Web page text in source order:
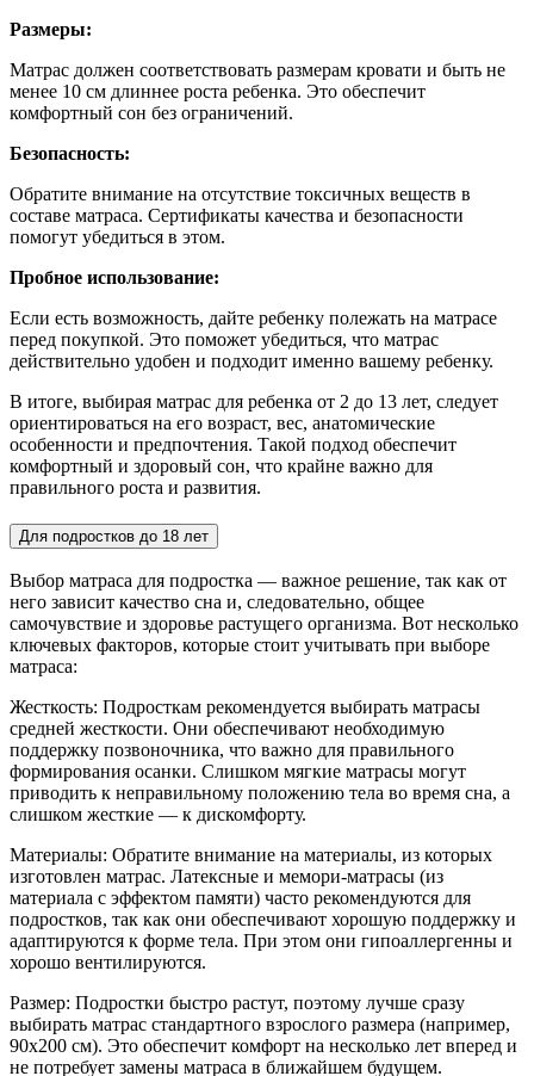
Размеры:
Матрас должен соответствовать размерам кровати и быть не
менее 10 см длиннее роста ребенка. Это обеспечит
комфортный сон без ограничений.
Безопасность:
Обратите внимание на отсутствие токсичных веществ в
составе матраса. Сертификаты качества и безопасности
помогут убедиться в этом.
Пробное использование:
Если есть возможность, дайте ребенку полежать на матрасе
перед покупкой. Это поможет убедиться, что матрас
действительно удобен и подходит именно вашему ребенку.
В итоге, выбирая матрас для ребенка от 2 до 13 лет, следует
ориентироваться на его возраст, вес, анатомические
особенности и предпочтения. Такой подход обеспечит
комфортный и здоровый сон, что крайне важно для
правильного роста и развития.
Для подростков до 18 лет
Выбор матраса для подростка — важное решение, так как от
него зависит качество сна и, следовательно, общее
самочувствие и здоровье растущего организма. Вот несколько
ключевых факторов, которые стоит учитывать при выборе
матраса:
Жесткость: Подросткам рекомендуется выбирать матрасы
средней жесткости. Они обеспечивают необходимую
поддержку позвоночника, что важно для правильного
формирования осанки. Слишком мягкие матрасы могут
приводить к неправильному положению тела во время сна, а
слишком жесткие — к дискомфорту.
Материалы: Обратите внимание на материалы, из которых
изготовлен матрас. Латексные и мемори-матрасы (из
материала с эффектом памяти) часто рекомендуются для
подростков, так как они обеспечивают хорошую поддержку и
адаптируются к форме тела. При этом они гипоаллергенны и
хорошо вентилируются.
Размер: Подростки быстро растут, поэтому лучше сразу
выбирать матрас стандартного взрослого размера (например,
90x200 см). Это обеспечит комфорт на несколько лет вперед и
не потребует замены матраса в ближайшем будущем.